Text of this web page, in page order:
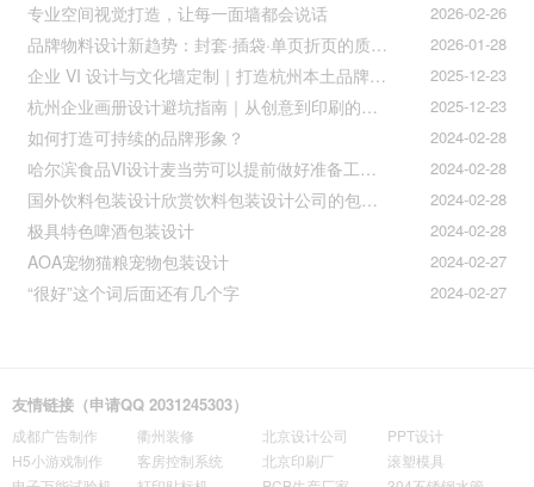
2026-02-26
专业空间视觉打造，让每一面墙都会说话
2026-01-28
品牌物料设计新趋势：封套·插袋·单页折页的质感升级之道
2025-12-23
企业 VI 设计与文化墙定制｜打造杭州本土品牌专属视觉符号
2025-12-23
杭州企业画册设计避坑指南｜从创意到印刷的全流程把控
2024-02-28
如何打造可持续的品牌形象？
2024-02-28
哈尔滨食品VI设计麦当劳可以提前做好准备工作促进挪动购买
2024-02-28
国外饮料包装设计欣赏饮料包装设计公司的包装设计
2024-02-28
极具特色啤酒包装设计
2024-02-27
AOA宠物猫粮宠物包装设计
2024-02-27
“很好”这个词后面还有几个字
友情链接（申请QQ 2031245303）
成都广告制作 衢州装修 北京设计公司
PPT设计
H5小游戏制作
客房控制系统 北京印刷厂
滚塑模具